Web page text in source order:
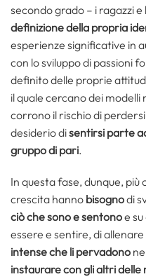
secondo grado – i ragazzi
definizione della propria
esperienze significative in
con lo sviluppo di passioni
definito delle proprie
il quale cercano dei modelli
corrono il rischio di
desiderio disentirsi parte
gruppo di pari.
In questa fase, dunque, più
crescita hanno bisognodi
ciò che sono e sentonoe
essere e sentire, di allenare
intense che li pervadono
instaurare con gli altri